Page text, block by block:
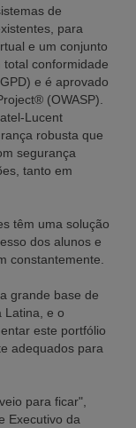
de
para
e um conjunto
conformidade
e é aprovado
(OWASP).
Lucent
robusta que
segurança
tanto em
têm uma solução
dos alunos e
constantemente.
grande base de
Latina, e o
este portfólio
adequados para
para ficar",
Executivo da